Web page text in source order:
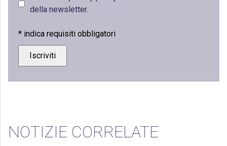
della newsletter.
* indica requisiti obbligatori
NOTIZIE CORRELATE